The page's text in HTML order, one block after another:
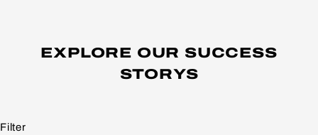
EXPLORE OUR SUCCESS
STORYS
Filter